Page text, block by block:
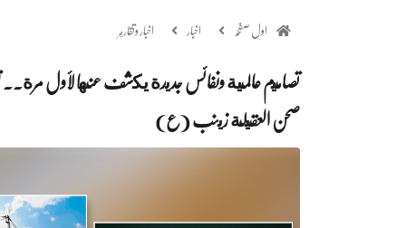
اول صفحہ اخبار اخبار وتقارير
تصاميم عالمية ونفائس جديدة يكشف عنها لأول
صحن العقيلة زينب (ع)